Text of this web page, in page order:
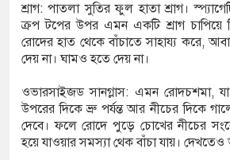
শ্রাগ: পাতলা সুতির ফুল হাতা শ্রাগ।
ক্রপ টপের উপর এমন একটি শ্রাগ চাপিয়ে
রোদের হাত থেকে বাঁচাতে সাহায্য করে,
দেয় না। ঘামও হতে দেয় না।
ওভারসাইজড সানগ্লাস: এমন রোদচশমা,
উপরের দিকে ভ্রু পর্যন্ত আর নীচের দিকে
দেবে। ফলে রোদে পুড়ে চোখের নীচের
হয়ে যাওয়ার সমস্যা থেক বাঁচা যায়। দেখতেও